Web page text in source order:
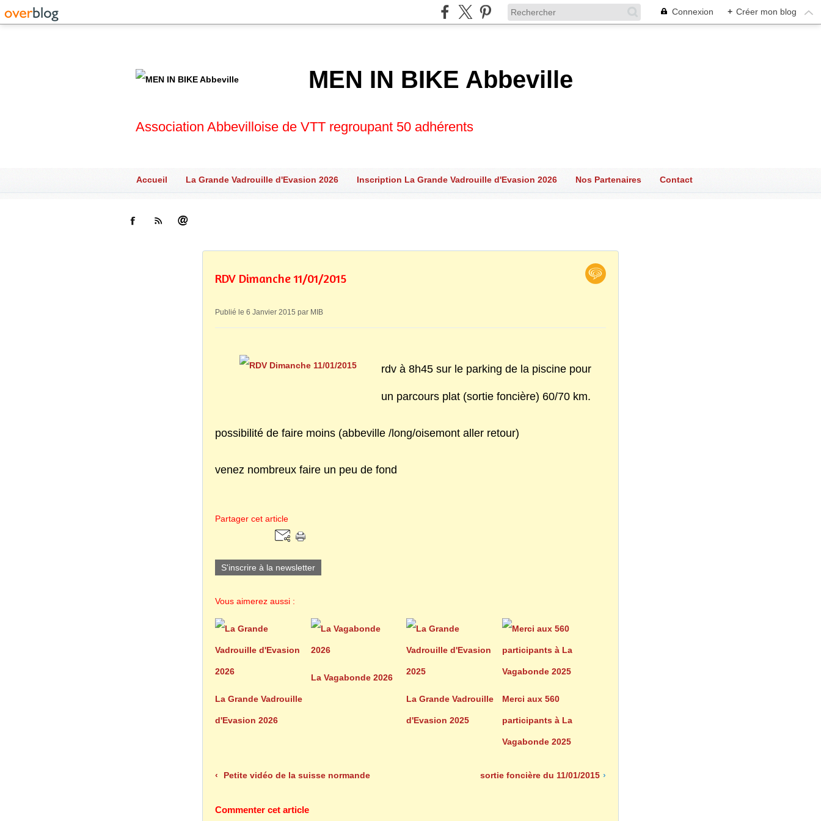
Connexion + Créer mon blog
MEN IN BIKE Abbeville
Association Abbevilloise de VTT regroupant 50 adhérents
Accueil La Grande Vadrouille d'Evasion 2026 Inscription La Grande Vadrouille d'Evasion 2026 Nos Partenaires Contact
RDV Dimanche 11/01/2015
Publié le 6 Janvier 2015 par MIB
rdv à 8h45 sur le parking de la piscine pour
un parcours plat (sortie foncière) 60/70 km.
possibilité de faire moins (abbeville /long/oisemont aller retour)
venez nombreux faire un peu de fond
Partager cet article
S'inscrire à la newsletter
Vous aimerez aussi :
La Grande Vadrouille
d'Evasion 2026
La Vagabonde 2026
La Grande Vadrouille
d'Evasion 2025
Merci aux 560
participants à La
Vagabonde 2025
Petite vidéo de la suisse normande ›
sortie foncière du 11/01/2015
Commenter cet article